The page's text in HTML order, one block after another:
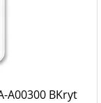
A00300 BKryt